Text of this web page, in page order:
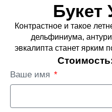
Букет
Контрастное и такое
дельфиниума,
эвкалипта станет ярким
Ваше имя